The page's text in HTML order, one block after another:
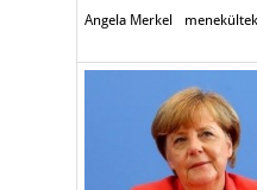
kancellár, a
(CDU) elnöke
Angela Merkel menekültek